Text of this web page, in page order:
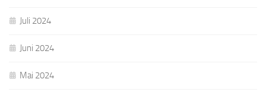
Juli 2024
Juni 2024
Mai 2024